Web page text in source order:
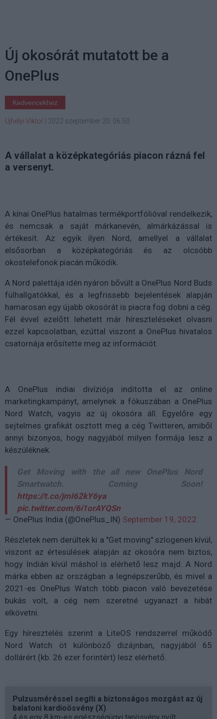
Új okosórát mutatott be a
OnePlus
Kedvencekhez
Ujhelyi Viktor 2022 szeptember 20. 06:50
A vállalat a középkategóriás piacon rázná fel
a versenyt.
A kínai OnePlus hatalmas termékportfólióval rendelkezik,
és nemcsak a saját márkanevén, almárkázással is
értékesít. Az egyik ilyen Nord, amellyel a vállalat
elsősorban a középkategóriás és az olcsóbb
okostelefonok piacán működik.
A Nord palettája idén nyáron bővült a OnePlus Nord Buds
fülhallgatókkal, és a legfrissebb bejelentések alapján
hamarosan egy újabb okosórát is piacra fog dobni a cég.
Fél évvel ezelőtt lehetett már híreszteléseket olvasni
ezzel kapcsolatban, ezúttal viszont a OnePlus hivatalos
csatornája erősítette meg az információt.
A OnePlus indiai divíziója indította el az online
marketingkampányt, amelynek a fókuszában a OnePlus
Nord Watch, vagyis az új okosóra áll. Egyelőre egy
sejtelmes grafikát osztott meg a cég Twitteren, amiből
annyi bizonyos, hogy nagyjából milyen formája lesz a
készüléknek.
Get Moving with the all new OnePlus Nord
Smartwatch. Coming Soon!
https://t.co/jmI62kY6ya
pic.twitter.com/6i1orAYQSn
— OnePlus India (@OnePlus_IN) September 19, 2022
Részletek nem derültek ki a "Get moving" szlogenen kívül,
viszont az értesülések alapján az okosóra nem biztos,
hogy Indián kívül máshol is elérhető lesz majd. A Nord
márka ebben az országban a legnépszerűbb, és mivel a
2021-es OnePlus Watch több piacon való bevezetése
bukás volt, a cég nem szeretné ugyanazt a hibát
elkövetni.
Egy híresztelés szerint a LiteOS rendszerrel működő
Nord Watch öt különböző dizájnban, nagyjából 65
dollárért (kb. 26 ezer forintért) lesz elérhető.
Pulzusméréssel segíti a biztonságos mozgást az új
balatoni kardioösvény (X)